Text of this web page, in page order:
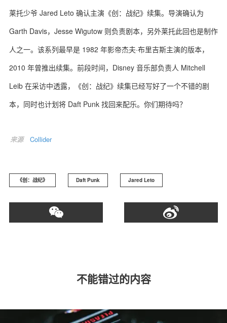
莱托少爷 Jared Leto 确认主演《创：战纪》续集。导演确认为
Garth Davis，Jesse Wigutow 则负责剧本，另外莱托此回也是制作
人之一。该系列最早是 1982 年影帝杰夫·布里吉斯主演的版本，
2010 年曾推出续集。前段时间，Disney 音乐部负责人 Mitchell
Leib 在采访中透露，《创：战纪》续集已经写好了一个不错的剧
本，同时也计划将 Daft Punk 找回来配乐。你们期待吗？
来源 Collider
《创：战纪》 Daft Punk Jared Leto
不能错过的内容